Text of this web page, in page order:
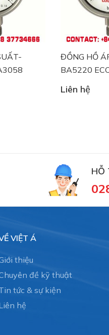
ĐỒNG HỒ
BA5220
Liên hệ
HỖ
VIỆT Á
thiệu
đề kỹ thuật
tức & sự kiện
hệ